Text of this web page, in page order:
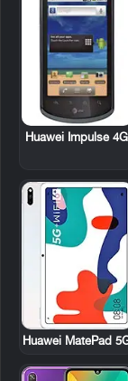
Huawei Impulse 4G
Huawei MatePad